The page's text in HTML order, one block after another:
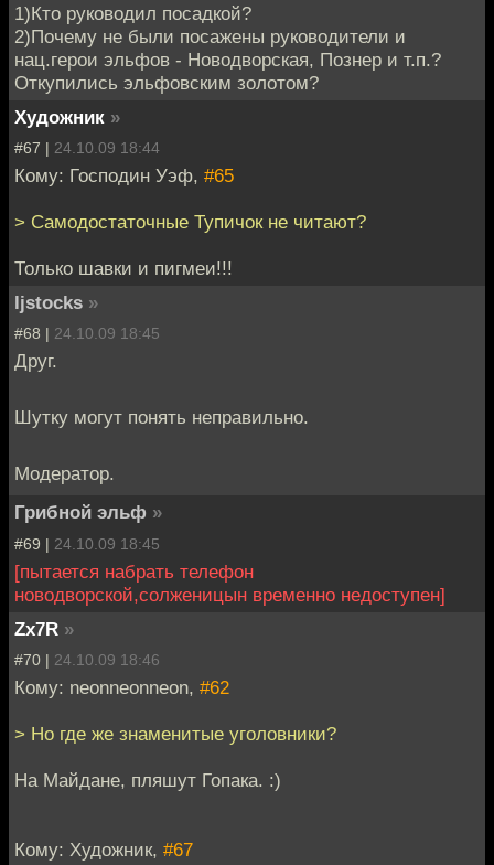
1)Кто руководил посадкой?
2)Почему не были посажены руководители и
нац.герои эльфов - Новодворская, Познер и т.п.?
Откупились эльфовским золотом?
Художник »
#67 | 24.10.09 18:44
Кому: Господин Уэф, #65
> Самодостаточные Тупичок не читают?
Только шавки и пигмеи!!!
ljstocks »
#68 | 24.10.09 18:45
Друг.
Шутку могут понять неправильно.
Модератор.
Грибной эльф »
#69 | 24.10.09 18:45
[пытается набрать телефон
новодворской,солженицын временно недоступен]
Zx7R »
#70 | 24.10.09 18:46
Кому: neonneonneon, #62
> Но где же знаменитые уголовники?
На Майдане, пляшут Гопака. :)
Кому: Художник, #67